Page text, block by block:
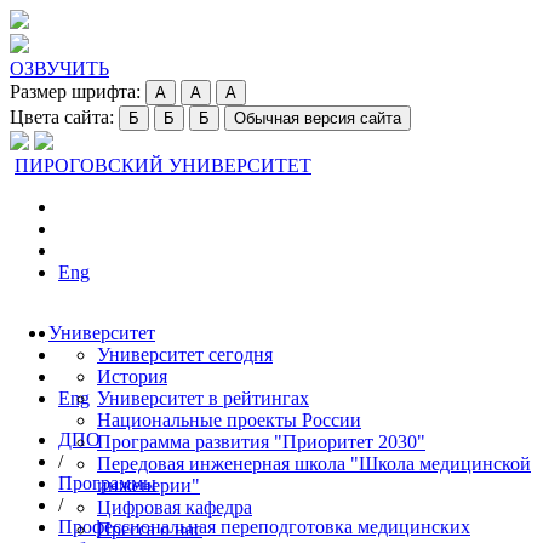
ОЗВУЧИТЬ
Размер шрифта:
A A A
Цвета сайта: Б Б Б Обычная версия сайта
ПИРОГОВСКИЙ УНИВЕРСИТЕТ
Eng
Университет
Университет сегодня
История
Университет в рейтингах
Национальные проекты России
Программа развития "Приоритет 2030"
Передовая инженерная школа "Школа медицинской
инженерии"
Цифровая кафедра
Пресса о нас
Eng
ДПО
/
Программы
/
Профессиональная переподготовка медицинских